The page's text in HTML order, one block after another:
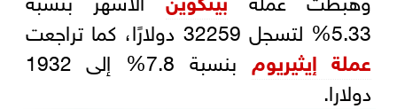
5.33% لتسجل 32259 دولارًا، كما تراجعت
عملة إيثيريوم
بنسبة 7.8% إلى 1932
دولارا.